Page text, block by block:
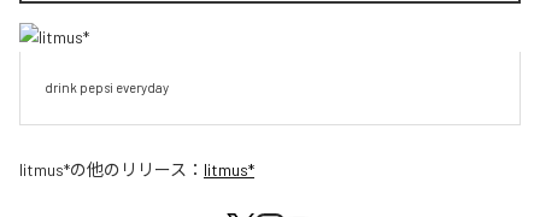
drink pepsi everyday
litmus*の他のリリース： litmus*